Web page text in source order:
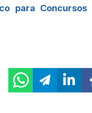
para Concursos